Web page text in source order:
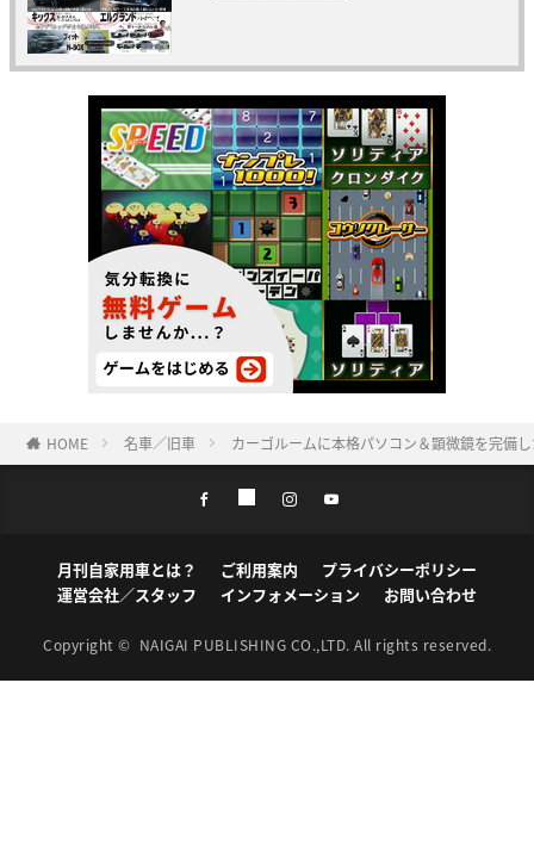
HOME 名車／旧車 カーゴルームに本格パソコン＆顕微鏡を完備
月刊自家用車とは？ ご利用案内
プライバシーポリシー
運営会社／スタッフ
インフォメーション お問い合わせ
Copyright © NAIGAI PUBLISHING CO.,LTD. All rights reserved.